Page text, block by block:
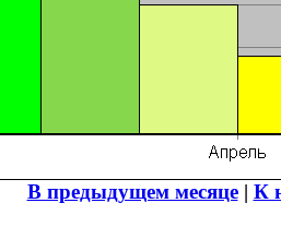
В предыдущем месяце| К